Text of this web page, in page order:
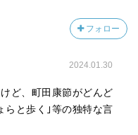
フォロー
2024.01.30
ど、町田康節がどんど
らと歩く｣等の独特な言